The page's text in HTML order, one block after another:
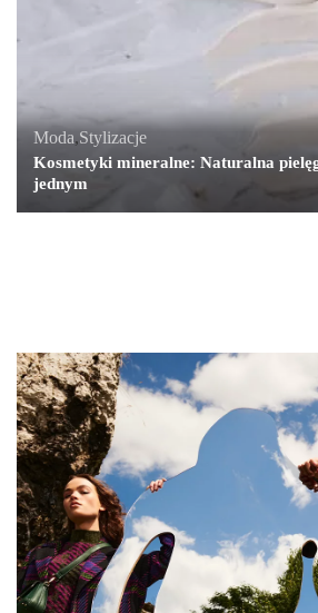
Moda,Stylizacje
Kosmetyki mineralne: Naturalna
jednym